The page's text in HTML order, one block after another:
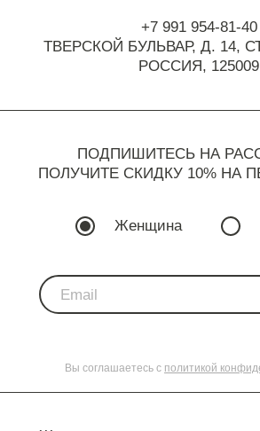
+7 991 954-81-40
ТВЕРСКОЙ БУЛЬВАР, Д. 14,
РОССИЯ, 125009
ПОДПИШИТЕСЬ НА
ПОЛУЧИТЕ СКИДКУ 10% НА
Женщина
Вы соглашаетесь с политикой